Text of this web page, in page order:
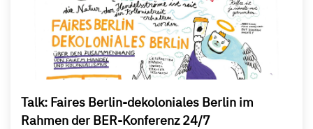
Talk: Faires Berlin-dekoloniales Berlin im
Rahmen der BER-Konferenz 24/7